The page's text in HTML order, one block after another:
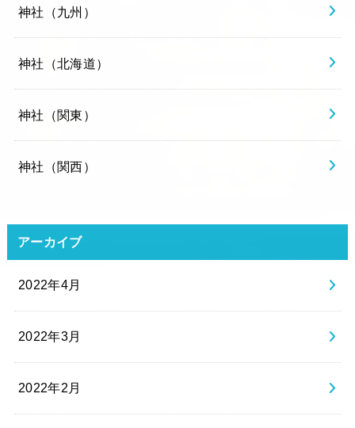
神社（九州）
神社（北海道）
神社（関東）
神社（関西）
アーカイブ
2022年4月
2022年3月
2022年2月